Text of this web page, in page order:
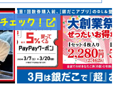
ェック！